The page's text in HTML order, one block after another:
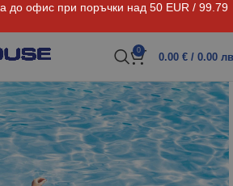
до офис при поръчки над 50 EUR / 99.79
0
0.00 € / 0.00